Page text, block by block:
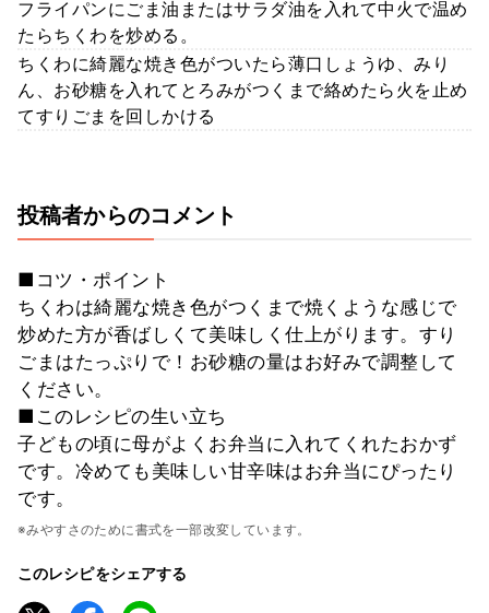
フライパンにごま油またはサラダ油を入れて中火で温め
たらちくわを炒める。
ちくわに綺麗な焼き色がついたら薄口しょうゆ、みり
ん、お砂糖を入れてとろみがつくまで絡めたら火を止め
てすりごまを回しかける
投稿者からのコメント
■コツ・ポイント
ちくわは綺麗な焼き色がつくまで焼くような感じで
炒めた方が香ばしくて美味しく仕上がります。すり
ごまはたっぷりで！お砂糖の量はお好みで調整して
ください。
■このレシピの生い立ち
子どもの頃に母がよくお弁当に入れてくれたおかず
です。冷めても美味しい甘辛味はお弁当にぴったり
です。
※みやすさのために書式を一部改変しています。
このレシピをシェアする